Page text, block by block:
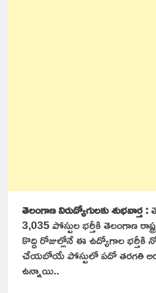
తెలంగాణ నిరుద్యోగులకు శుభవార్త :
3,035 పోస్టుల భర్తీకి తెలంగాణ
కొద్ది రోజుల్లోనే ఈ ఉద్యోగాల భర్తీకి
చేయబోయే పోస్టులో పదో తరగతి
ఉన్నాయి..